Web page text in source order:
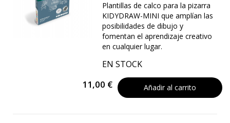
Plantillas de calco para la pizarra
KIDYDRAW-MINI que amplían las
posibilidades de dibujo y
fomentan el aprendizaje creativo
en cualquier lugar.
EN STOCK
11,00 € Añadir al carrito